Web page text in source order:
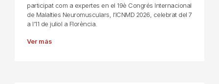
participat com a expertes en el 19è Congrés Internacional
de Malalties Neuromusculars, l’ICNMD 2026, celebrat del 7
a l’11 de juliol a Florència.
Ver más